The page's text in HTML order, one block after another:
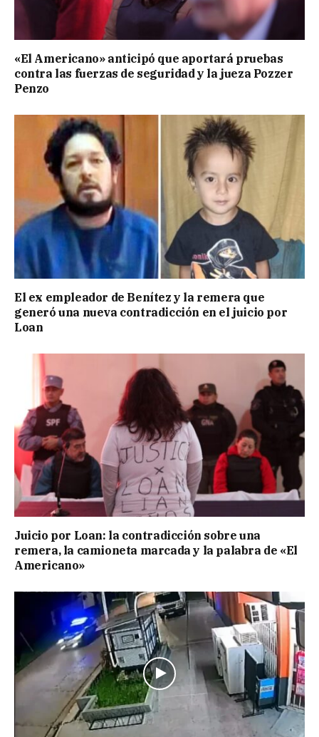
«El Americano» anticipó que aportará pruebas
contra las fuerzas de seguridad y la jueza Pozzer
Penzo
El ex empleador de Benítez y la remera que
generó una nueva contradicción en el juicio por
Loan
Juicio por Loan: la contradicción sobre una
remera, la camioneta marcada y la palabra de «El
Americano»